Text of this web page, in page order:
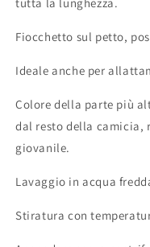
Fiocchetto sul petto,
Ideale anche per
Colore della parte più
dal resto della camicia,
giovanile.
Lavaggio in acqua
Stiratura con